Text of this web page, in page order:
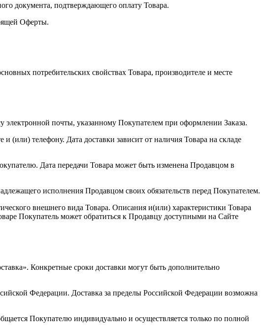
документа, подтверждающего оплату Товара.
Оферты.
потребительских свойствах Товара, производителе и месте
электронной почты, указанному Покупателем при оформлении Заказа.
(или) телефону. Дата доставки зависит от наличия Товара на складе
Дата передачи Товара может быть изменена Продавцом в
исполнения Продавцом своих обязательств перед Покупателем.
внешнего вида Товара. Описания и(или) характеристики Товара
Покупатель может обратиться к Продавцу доступными на Сайте
Конкретные сроки доставки могут быть дополнительно
Федерации. Доставка за пределы Российской Федерации возможна
Покупателю индивидуально и осуществляется только по полной